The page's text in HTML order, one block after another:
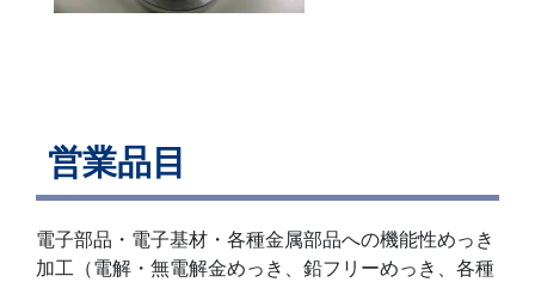
営業品目
電子部品・電子基材・各種金属部品への機能性めっき
加工（電解・無電解金めっき、鉛フリーめっき、各種